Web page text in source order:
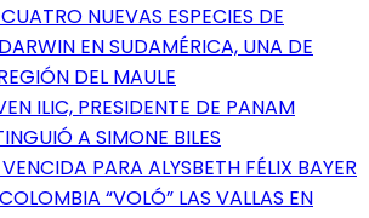
NUEVAS ESPECIES DE
EN SUDAMÉRICA, UNA DE
DEL MAULE
ILIC, PRESIDENTE DE PANAM
A SIMONE BILES
PARA ALYSBETH FÉLIX BAYER
“VOLÓ” LAS VALLAS EN